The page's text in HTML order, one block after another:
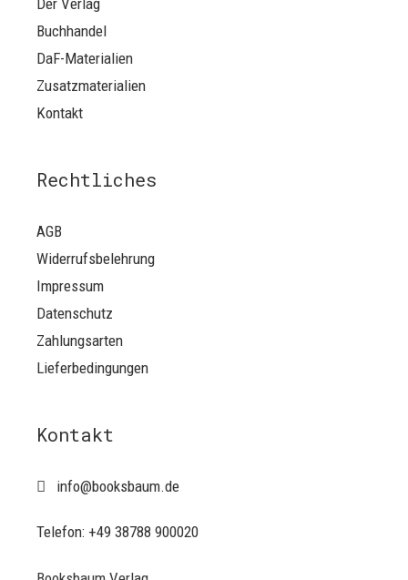
Buchhandel
DaF-Materialien
Zusatzmaterialien
Kontakt
Rechtliches
AGB
Widerrufsbelehrung
Impressum
Datenschutz
Zahlungsarten
Lieferbedingungen
Kontakt
info@booksbaum.de
Telefon: +49 38788 900020